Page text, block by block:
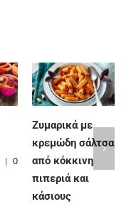
| 0
Ζυμαρικά με
κρεμώδη σάλτσα
από κόκκινη
πιπεριά και
κάσιους